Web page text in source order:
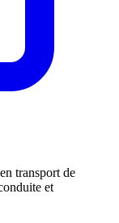
transport de
et